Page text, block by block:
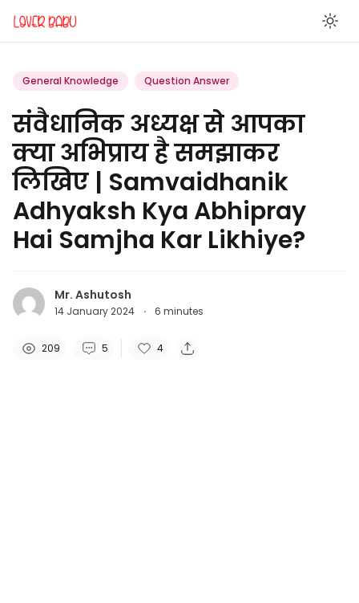
General Knowledge Question Answer
संवैधानिक अध्यक्ष से आपका
क्या अभिप्राय है समझाकर
लिखिए | Samvaidhanik
Adhyaksh Kya Abhipray
Hai Samjha Kar Likhiye?
Mr. Ashutosh
14 January 2024 · 6 minutes
209 5 4